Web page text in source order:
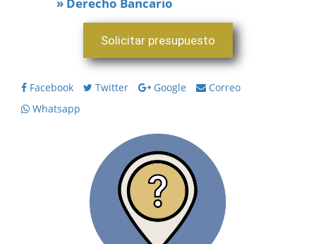
Solicitar presupuesto
Facebook Twitter Google
Correo
Whatsapp